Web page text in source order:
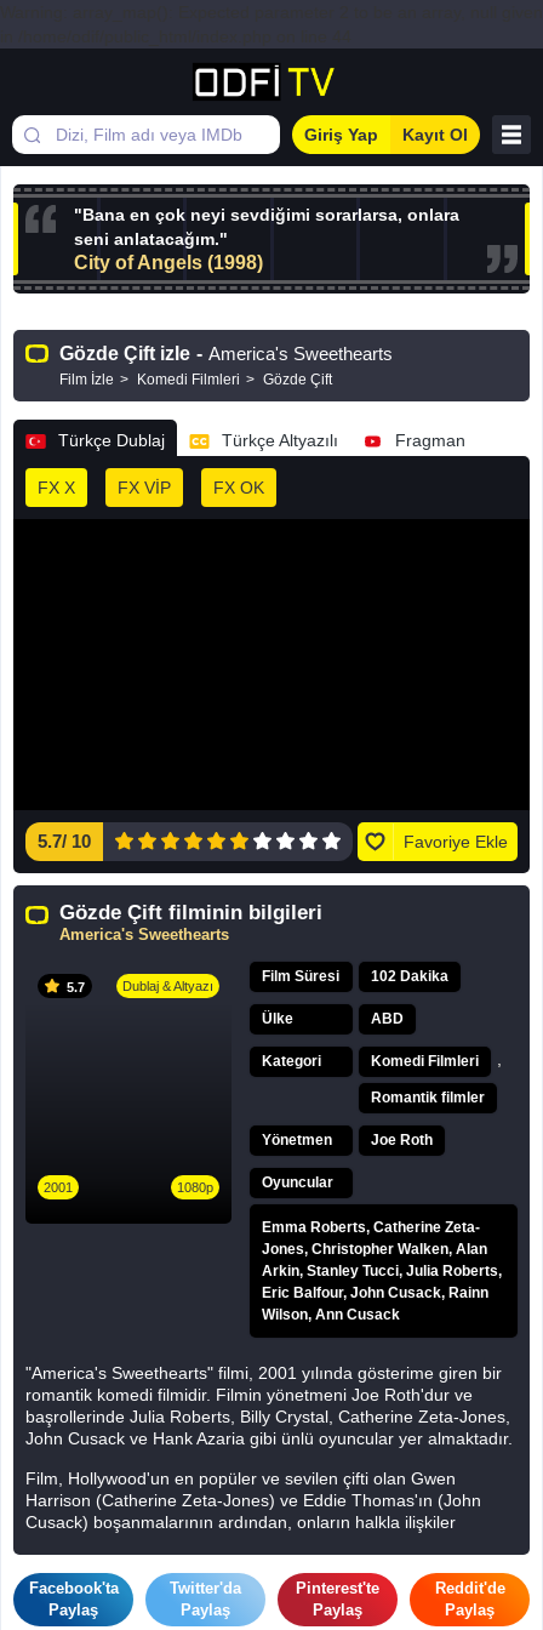
Giriş Yap Kayıt Ol
"Bana en çok neyi sevdiğimi sorarlarsa, onlara
seni anlatacağım."
City of Angels (1998)
Gözde Çift izle - America's Sweethearts
Film İzle Komedi Filmleri Gözde Çift
Türkçe Dublaj Türkçe Altyazılı Fragman
FX X FX VİP FX OK
5.7/ 10 Favoriye Ekle
Gözde Çift filminin bilgileri
America's Sweethearts
5.7 Dublaj & Altyazı
2001 1080p
Film Süresi 102 Dakika
Ülke ABD
Kategori Komedi Filmleri
Romantik filmler
Yönetmen Joe Roth
Oyuncular
Emma Roberts, Catherine Zeta-
Jones, Christopher Walken, Alan
Arkin, Stanley Tucci, Julia Roberts,
Eric Balfour, John Cusack, Rainn
Wilson, Ann Cusack
"America's Sweethearts" filmi, 2001 yılında gösterime giren bir
romantik komedi filmidir. Filmin yönetmeni Joe Roth'dur ve
başrollerinde Julia Roberts, Billy Crystal, Catherine Zeta-Jones,
John Cusack ve Hank Azaria gibi ünlü oyuncular yer almaktadır.
Film, Hollywood'un en popüler ve sevilen çifti olan Gwen
Harrison (Catherine Zeta-Jones) ve Eddie Thomas'ın (John
Cusack) boşanmalarının ardından, onların halkla ilişkiler
komik olaylar silsilesi başlar.
Facebook'ta
Paylaş
Twitter'da
Paylaş
Pinterest'te
Paylaş
Reddit'de
Paylaş